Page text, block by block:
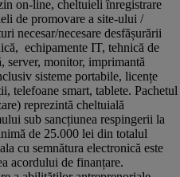
on-line, cheltuieli înregistrare
de promovare a site-ului /
necesar/necesare desfășurării
echipamente IT, tehnică de
server, monitor, imprimantă
sisteme portabile, licențe
telefoane smart, tablete. Pachetul
reprezintă cheltuială
sub sancțiunea respingerii la
de 25.000 lei din totalul
cu semnătura electronică este
acordului de finanțare.